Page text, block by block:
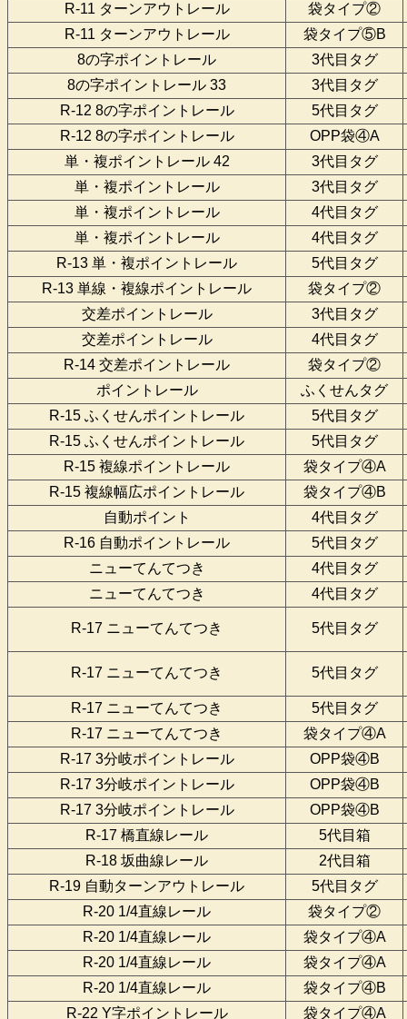
R-11 ターンアウトレール
袋タイプ②
R-11 ターンアウトレール
袋タイプ⑤B
8の字ポイントレール
3代目タグ
8の字ポイントレール 33
3代目タグ
R-12 8の字ポイントレール
5代目タグ
R-12 8の字ポイントレール
OPP袋④A
単・複ポイントレール 42
3代目タグ
単・複ポイントレール
3代目タグ
単・複ポイントレール
4代目タグ
単・複ポイントレール
4代目タグ
R-13 単・複ポイントレール
5代目タグ
R-13 単線・複線ポイントレール
袋タイプ②
交差ポイントレール
3代目タグ
交差ポイントレール
4代目タグ
R-14 交差ポイントレール
袋タイプ②
ポイントレール
ふくせんタグ
R-15 ふくせんポイントレール
5代目タグ
R-15 ふくせんポイントレール
5代目タグ
R-15 複線ポイントレール
袋タイプ④A
R-15 複線幅広ポイントレール
袋タイプ④B
自動ポイント
4代目タグ
R-16 自動ポイントレール
5代目タグ
ニューてんてつき
4代目タグ
ニューてんてつき
4代目タグ
R-17 ニューてんてつき 5代目タグ
R-17 ニューてんてつき 5代目タグ
R-17 ニューてんてつき
5代目タグ
R-17 ニューてんてつき
袋タイプ④A
R-17 3分岐ポイントレール
OPP袋④B
R-17 3分岐ポイントレール
OPP袋④B
R-17 3分岐ポイントレール
OPP袋④B
R-17 橋直線レール
5代目箱
R-18 坂曲線レール
2代目箱
R-19 自動ターンアウトレール
5代目タグ
R-20 1/4直線レール
袋タイプ②
R-20 1/4直線レール
袋タイプ④A
R-20 1/4直線レール
袋タイプ④A
R-20 1/4直線レール
袋タイプ④B
R-22 Y字ポイントレール
袋タイプ④A